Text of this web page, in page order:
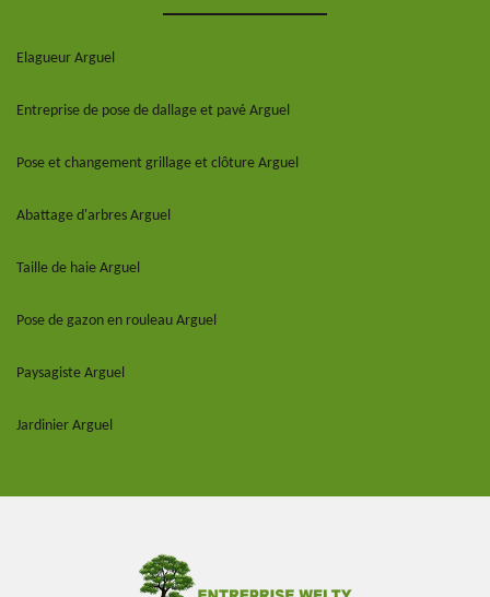
Elagueur Arguel
Entreprise de pose de dallage et pavé Arguel
Pose et changement grillage et clôture Arguel
Abattage d'arbres Arguel
Taille de haie Arguel
Pose de gazon en rouleau Arguel
Paysagiste Arguel
Jardinier Arguel